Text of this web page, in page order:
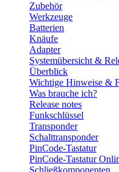
Zubehör
Werkzeuge
Batterien
Knäufe
Adapter
Systemübersicht &
Überblick
Wichtige Hinweise &
Was brauche ich?
Release notes
Funkschlüssel
Transponder
Schalttransponder
PinCode-Tastatur
PinCode-Tastatur
Schließkomponenten